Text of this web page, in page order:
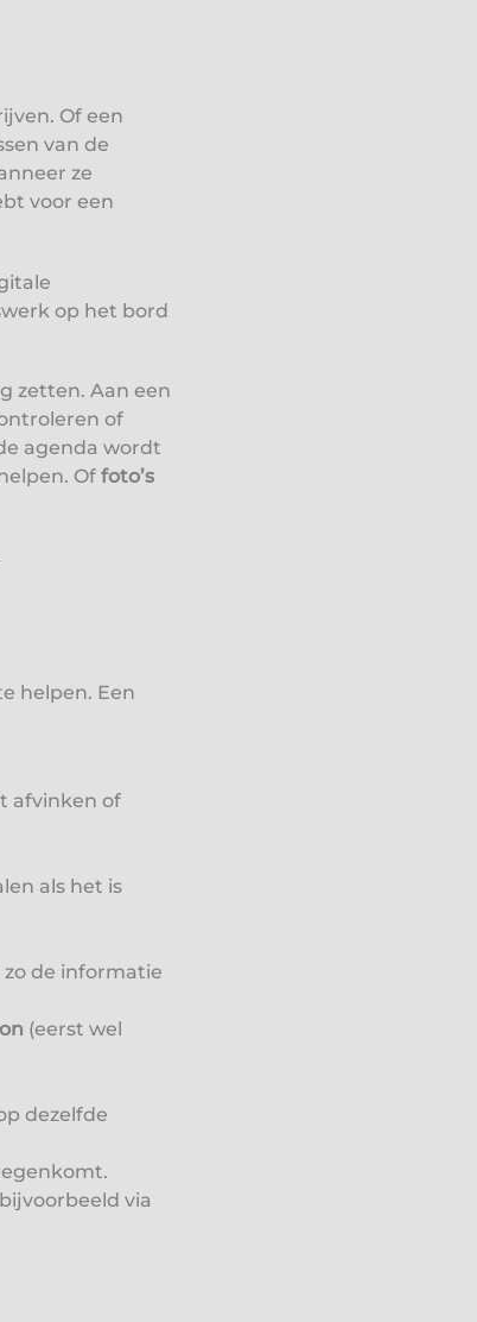
Of een
van de
ze
voor een
op het bord
zetten. Aan een
of
agenda wordt
Of foto’s
helpen. Een
afvinken of
als het is
de informatie
(eerst wel
dezelfde
via